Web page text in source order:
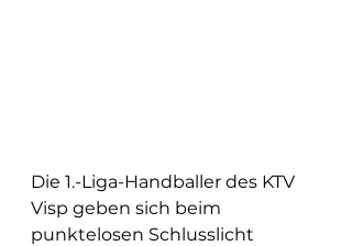
Die 1.-Liga-Handballer des KTV
Visp geben sich beim
punktelosen Schlusslicht